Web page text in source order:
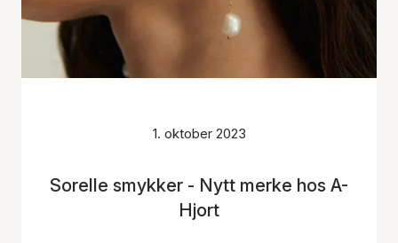
1. oktober 2023
Sorelle smykker - Nytt merke hos A-
Hjort